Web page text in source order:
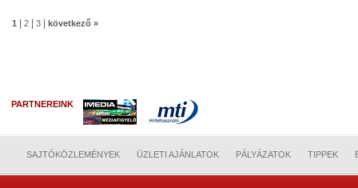
1 2 3 következő »
PARTNEREINK
SAJTÓKÖZLEMÉNYEK ÜZLETI AJÁNLATOK PÁLYÁZATOK TIPPEK